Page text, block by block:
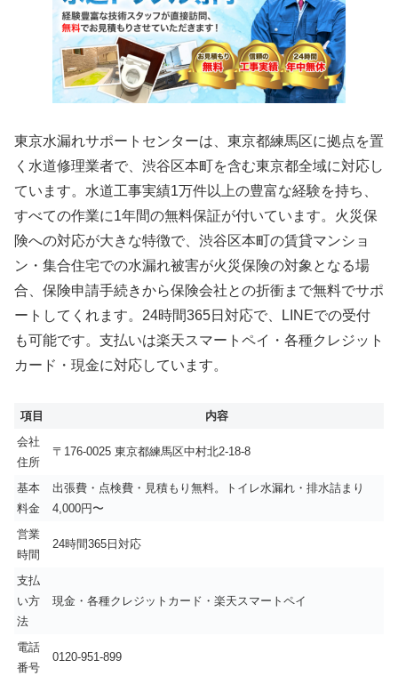
東京水漏れサポートセンターは、東京都練馬区に拠点を置
く水道修理業者で、渋谷区本町を含む東京都全域に対応し
ています。水道工事実績1万件以上の豊富な経験を持ち、
すべての作業に1年間の無料保証が付いています。火災保
険への対応が大きな特徴で、渋谷区本町の賃貸マンショ
ン・集合住宅での水漏れ被害が火災保険の対象となる場
合、保険申請手続きから保険会社との折衝まで無料でサポ
ートしてくれます。24時間365日対応で、LINEでの受付
も可能です。支払いは楽天スマートペイ・各種クレジット
カード・現金に対応しています。
項目
内容
会社
住所
〒176-0025 東京都練馬区中村北2-18-8
基本
料金
出張費・点検費・見積もり無料。トイレ水漏れ・排水詰まり
4,000円〜
営業
時間
24時間365日対応
支払
い方
法
現金・各種クレジットカード・楽天スマートペイ
電話
番号
0120-951-899